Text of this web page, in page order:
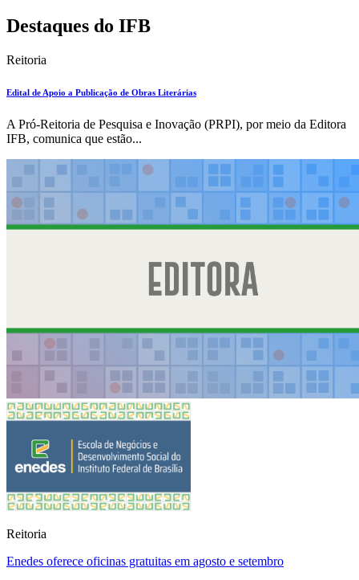
Destaques do IFB
Reitoria
Edital de Apoio a Publicação de Obras Literárias
A Pró-Reitoria de Pesquisa e Inovação (PRPI), por meio da Editora
IFB, comunica que estão...
Reitoria
Enedes oferece oficinas gratuitas em agosto e setembro